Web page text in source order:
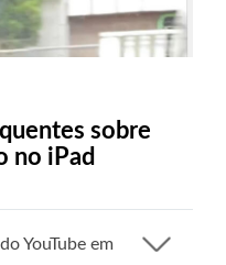
sobre
no iPad
YouTube em